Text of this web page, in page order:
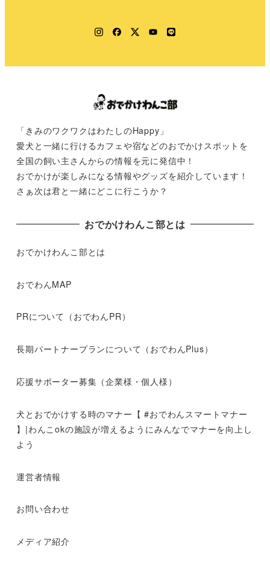
Instagram
Facebook
TwitterYouTube
LINE
「きみのワクワクはわたしのHappy」
愛犬と一緒に行けるカフェや宿などのおでかけスポットを
全国の飼い主さんからの情報を元に発信中！
おでかけが楽しみになる情報やグッズを紹介しています！
さぁ次は君と一緒にどこに行こうか？
おでかけわんこ部とは
おでかけわんこ部とは
おでわんMAP
PRについて（おでわんPR）
長期パートナープランについて（おでわんPlus）
応援サポーター募集（企業様・個人様）
犬とおでかけする時のマナー【 #おでわんスマートマナー
】|わんこokの施設が増えるようにみんなでマナーを向上し
よう
運営者情報
お問い合わせ
メディア紹介